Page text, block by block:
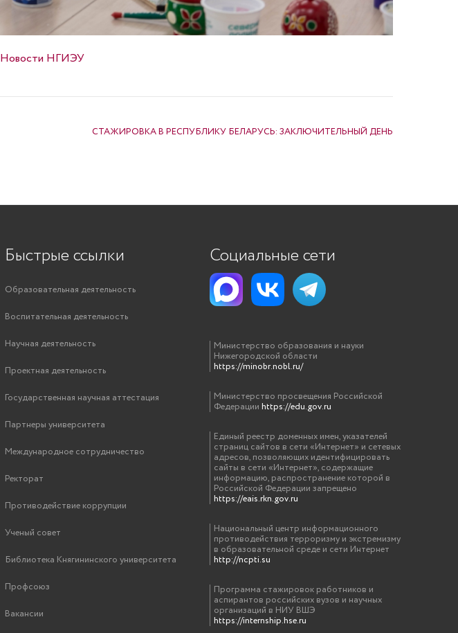
Новости НГИЭУ
СТАЖИРОВКА В РЕСПУБЛИКУ БЕЛАРУСЬ: ЗАКЛЮЧИТЕЛЬНЫЙ ДЕНЬ
Быстрые ссылки
Образовательная деятельность
Воспитательная деятельность
Научная деятельность
Проектная деятельность
Государственная научная аттестация
Партнеры университета
Международное сотрудничество
Ректорат
Противодействие коррупции
Ученый совет
Библиотека Княгининского университета
Профсоюз
Вакансии
Социальные сети
Министерство образования и науки
Нижегородской области
https://minobr.nobl.ru/
Министерство просвещения Российской
Федерации https://edu.gov.ru
Единый реестр доменных имен, указателей
страниц сайтов в сети «Интернет» и сетевых
адресов, позволяющих идентифицировать
сайты в сети «Интернет», содержащие
информацию, распространение которой в
Российской Федерации запрещено
https://eais.rkn.gov.ru
Национальный центр информационного
противодействия терроризму и экстремизму
в образовательной среде и сети Интернет
http://ncpti.su
Программа стажировок работников и
аспирантов российских вузов и научных
организаций в НИУ ВШЭ
https://internship.hse.ru